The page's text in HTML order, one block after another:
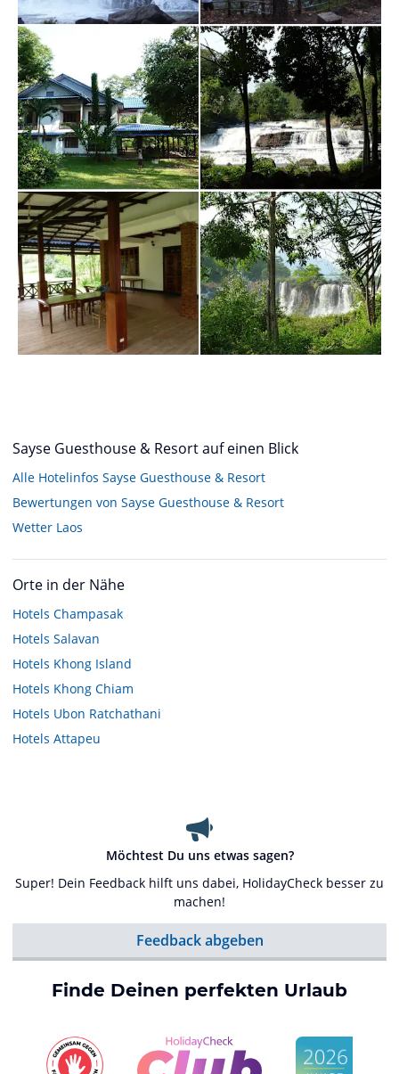
Sayse Guesthouse & Resort auf einen Blick
Alle Hotelinfos Sayse Guesthouse & Resort
Bewertungen von Sayse Guesthouse & Resort
Wetter Laos
Orte in der Nähe
Hotels Champasak
Hotels Salavan
Hotels Khong Island
Hotels Khong Chiam
Hotels Ubon Ratchathani
Hotels Attapeu
Möchtest Du uns etwas sagen?
Super! Dein Feedback hilft uns dabei, HolidayCheck besser zu
machen!
Feedback abgeben
Finde Deinen perfekten Urlaub